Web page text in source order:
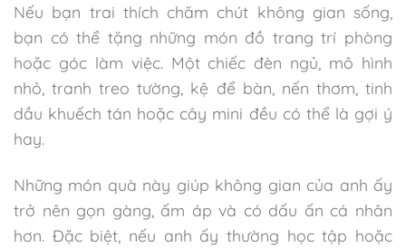
Nếu bạn trai thích chăm chút không gian sống,
bạn có thể tặng những món đồ trang trí phòng
hoặc góc làm việc. Một chiếc đèn ngủ, mô hình
nhỏ, tranh treo tường, kệ để bàn, nến thơm, tinh
dầu khuếch tán hoặc cây mini đều có thể là gợi ý
hay.
Những món quà này giúp không gian của anh ấy
trở nên gọn gàng, ấm áp và có dấu ấn cá nhân
hơn. Đặc biệt, nếu anh ấy thường học tập hoặc